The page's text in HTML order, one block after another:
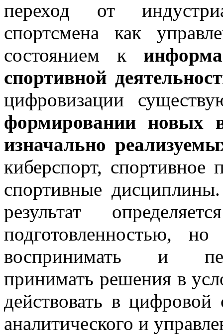
переход от
спортсмена как
состоянием к
спортивной
цифровизации
формировании новых
изначально
киберспорт,
спортивные
результат
подготовленностью,
воспринимать и
принимать решения в
действовать в
аналитического и